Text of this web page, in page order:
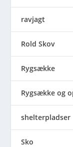
ravjagt
Rold Skov
Rygsække
Rygsække og
shelterpladser
Sko